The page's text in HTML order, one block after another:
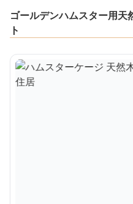
ゴールデンハムスター用天
ト